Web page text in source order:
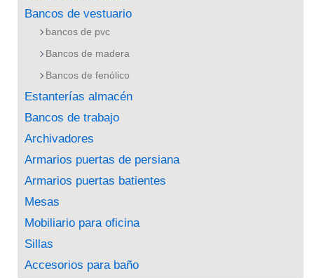
Bancos de vestuario
bancos de pvc
Bancos de madera
Bancos de fenólico
Estanterías almacén
Bancos de trabajo
Archivadores
Armarios puertas de persiana
Armarios puertas batientes
Mesas
Mobiliario para oficina
Sillas
Accesorios para baño